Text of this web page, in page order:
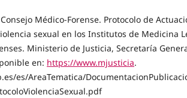
Médico-Forense. Protocolo de
sexual en los Institutos de Medicina
Ministerio de Justicia, Secretaría
en: https://www.mjusticia.
es/AreaTematica/